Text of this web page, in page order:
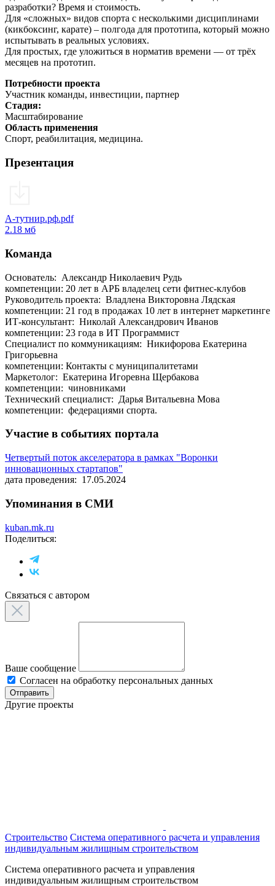
разработки? Время и стоимость.
Для «сложных» видов спорта с несколькими дисциплинами
(кикбоксинг, карате) – полгода для прототипа, который можно
испытывать в реальных условиях.
Для простых, где уложиться в норматив времени — от трёх
месяцев на прототип.
Потребности проекта
Участник команды, инвестиции, партнер
Стадия:
Масштабирование
Область применения
Спорт, реабилитация, медицина.
Презентация
А-тутнир.рф.pdf
2.18 мб
Команда
Основатель: Александр Николаевич Рудь
компетенции: 20 лет в АРБ владелец сети фитнес-клубов
Руководитель проекта: Владлена Викторовна Лядская
компетенции: 21 год в продажах 10 лет в интернет маркетинге
ИТ-консультант: Николай Александрович Иванов
компетенции: 23 года в ИТ Программист
Специалист по коммуникациям: Никифорова Екатерина
Григорьевна
компетенции: Контакты с муниципалитетами
Маркетолог: Екатерина Игоревна Щербакова
компетенции: чиновниками
Технический специалист: Дарья Витальевна Мова
компетенции: федерациями спорта.
Участие в событиях портала
Четвертый поток акселератора в рамках "Воронки
инновационных стартапов"
дата проведения: 17.05.2024
Упоминания в СМИ
kuban.mk.ru
Поделиться:
Связаться с автором
Ваше сообщение
Согласен на обработку персональных данных
Отправить
Другие проекты
Строительство Система оперативного расчета и управления
индивидуальным жилищным строительством
Система оперативного расчета и управления
индивидуальным жилищным строительством